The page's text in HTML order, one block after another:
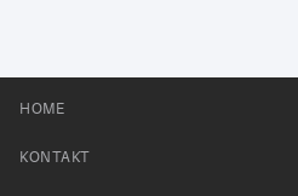
HOME
KONTAKT